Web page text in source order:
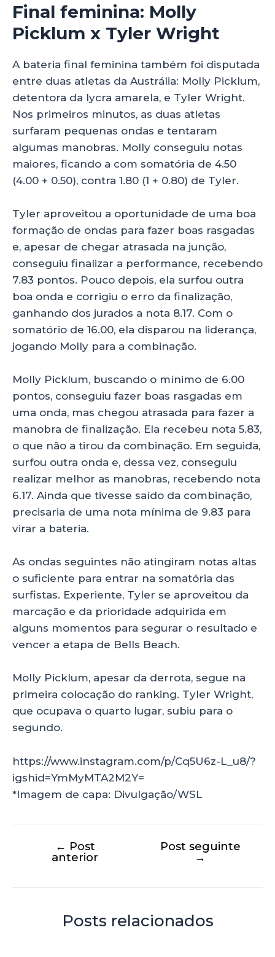
Final feminina: Molly
Picklum x Tyler Wright
A bateria final feminina também foi disputada
entre duas atletas da Austrália: Molly Picklum,
detentora da lycra amarela, e Tyler Wright.
Nos primeiros minutos, as duas atletas
surfaram pequenas ondas e tentaram
algumas manobras. Molly conseguiu notas
maiores, ficando a com somatória de 4.50
(4.00 + 0.50), contra 1.80 (1 + 0.80) de Tyler.
Tyler aproveitou a oportunidade de uma boa
formação de ondas para fazer boas rasgadas
e, apesar de chegar atrasada na junção,
conseguiu finalizar a performance, recebendo
7.83 pontos. Pouco depois, ela surfou outra
boa onda e corrigiu o erro da finalização,
ganhando dos jurados a nota 8.17. Com o
somatório de 16.00, ela disparou na liderança,
jogando Molly para a combinação.
Molly Picklum, buscando o mínimo de 6.00
pontos, conseguiu fazer boas rasgadas em
uma onda, mas chegou atrasada para fazer a
manobra de finalização. Ela recebeu nota 5.83,
o que não a tirou da combinação. Em seguida,
surfou outra onda e, dessa vez, conseguiu
realizar melhor as manobras, recebendo nota
6.17. Ainda que tivesse saído da combinação,
precisaria de uma nota mínima de 9.83 para
virar a bateria.
As ondas seguintes não atingiram notas altas
o suficiente para entrar na somatória das
surfistas. Experiente, Tyler se aproveitou da
marcação e da prioridade adquirida em
alguns momentos para segurar o resultado e
vencer a etapa de Bells Beach.
Molly Picklum, apesar da derrota, segue na
primeira colocação do ranking. Tyler Wright,
que ocupava o quarto lugar, subiu para o
segundo.
https://www.instagram.com/p/Cq5U6z-L_u8/?
igshid=YmMyMTA2M2Y=
*Imagem de capa: Divulgação/WSL
← Post
anterior
Post seguinte
→
Posts relacionados